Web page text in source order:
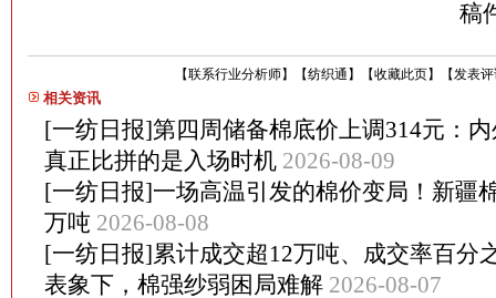
稿
【发表
【收藏此页】
【纺织通 】
【联系行业分析师】
相关资讯
[一纺日报]第四周储备棉底价上调314元：
真正比拼的是入场时机 2026-08-09
[一纺日报]一场高温引发的棉价变局！新疆
万吨 2026-08-08
[一纺日报]累计成交超12万吨、成交率百分
表象下，棉强纱弱困局难解 2026-08-07